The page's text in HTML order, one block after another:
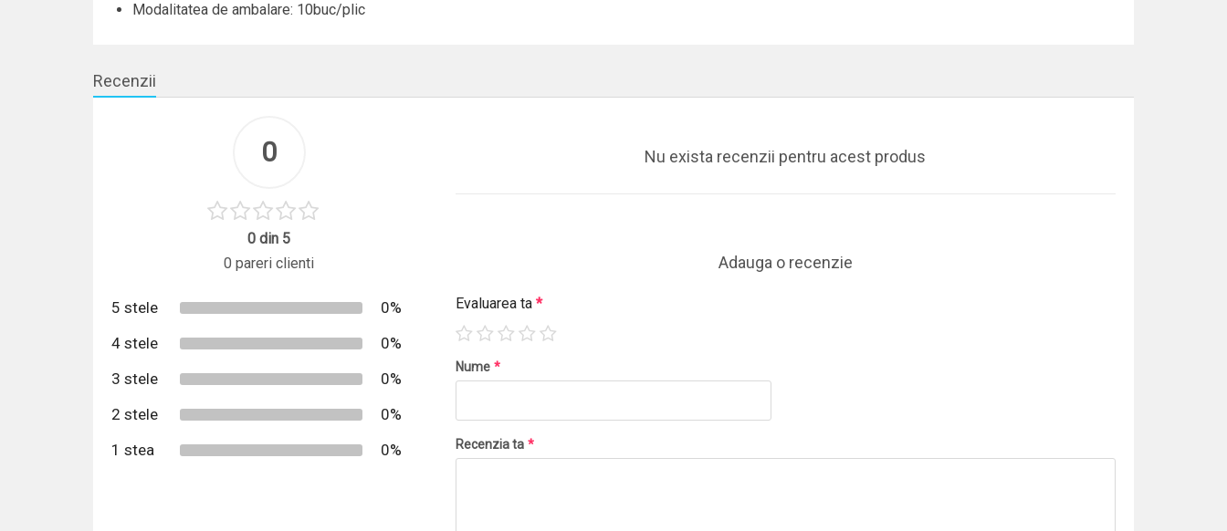
Modalitatea de ambalare: 10buc/plic
Recenzii
0
0 din 5
0 pareri clienti
5 stele
0%
4 stele
0%
3 stele
0%
2 stele
0%
1 stea
0%
Nu exista recenzii pentru acest produs
Adauga o recenzie
Evaluarea ta *
Nume *
Recenzia ta *